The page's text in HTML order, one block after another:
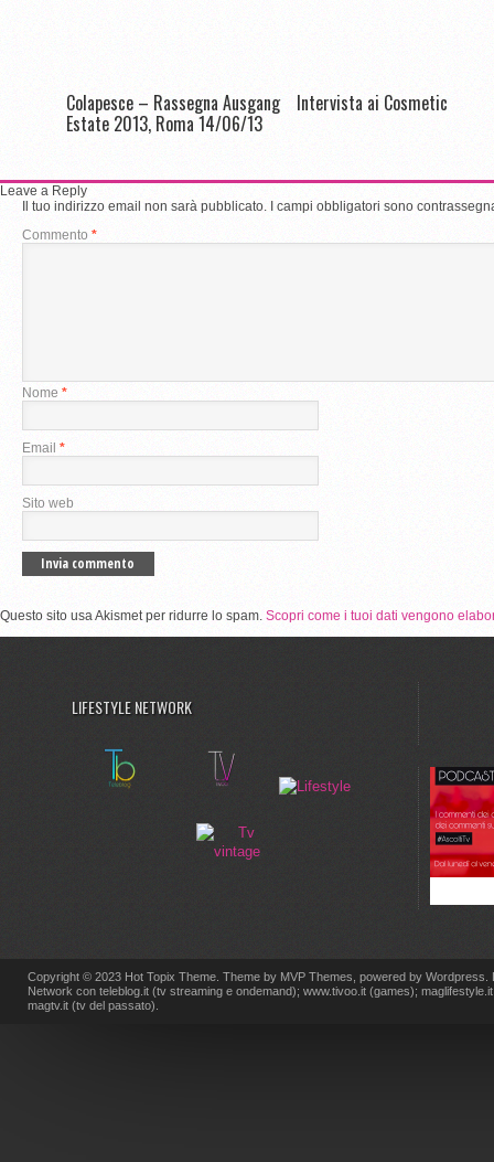
Colapesce – Rassegna Ausgang
Estate 2013, Roma 14/06/13
Intervista ai Cosmetic
Leave a Reply
Il tuo indirizzo email non sarà pubblicato.
I campi obbligatori sono
Commento *
Nome *
Email *
Sito web
Questo sito usa Akismet per ridurre lo spam. Scopri come i tuoi dati vengono
LIFESTYLE NETWORK
Copyright © 2023 Hot Topix Theme. Theme by MVP Themes, powered by Wordpress.
Network con teleblog.it (tv streaming e ondemand); www.tivoo.it (games);
magtv.it (tv del passato).